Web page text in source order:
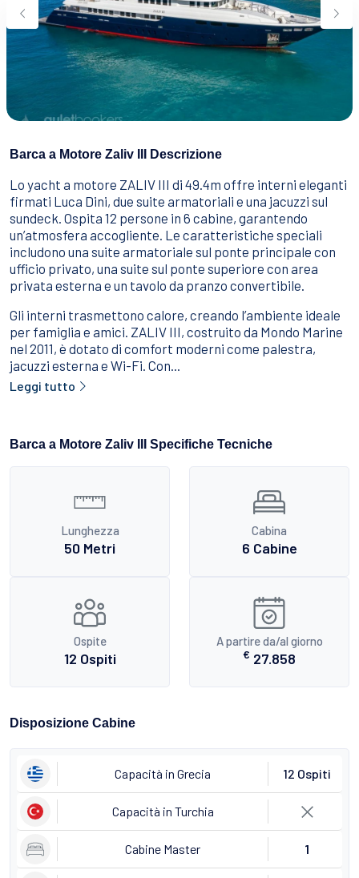
Cibo E Bevande
Come Prenotare
Termini e Condizioni
Contattaci
Barca a Motore Zaliv III Descrizione
Lo yacht a motore ZALIV III di 49.4m offre interni eleganti
firmati Luca Dini, due suite armatoriali e una jacuzzi sul
sundeck. Ospita 12 persone in 6 cabine, garantendo
un’atmosfera accogliente. Le caratteristiche speciali
includono una suite armatoriale sul ponte principale con
ufficio privato, una suite sul ponte superiore con area
privata esterna e un tavolo da pranzo convertibile.
Gli interni trasmettono calore, creando l’ambiente ideale
per famiglia e amici. ZALIV III, costruito da Mondo Marine
nel 2011, è dotato di comfort moderni come palestra,
jacuzzi esterna e Wi-Fi. Con...
Leggi tutto
Barca a Motore Zaliv III Specifiche Tecniche
Lunghezza
50 Metri
Cabina
6 Cabine
Ospite
12 Ospiti
A partire da/al giorno
€ 27.858
Disposizione Cabine
Capacità in Grecia 12 Ospiti
Capacità in Turchia
Cabine Master 1